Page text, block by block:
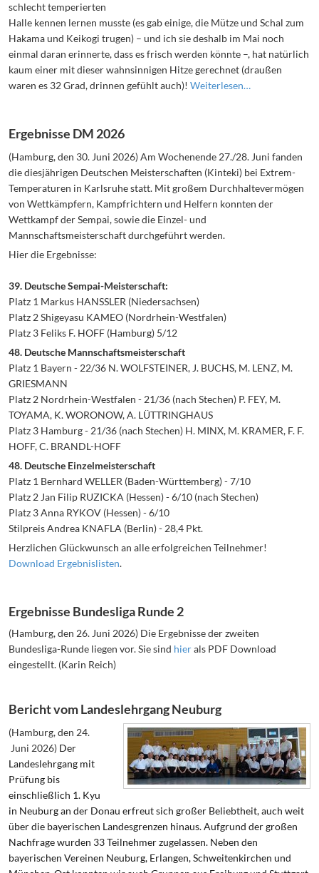
schlecht temperierten
Halle kennen lernen musste (es gab einige, die Mütze und Schal zum
Hakama und Keikogi trugen) – und ich sie deshalb im Mai noch
einmal daran erinnerte, dass es frisch werden könnte –, hat natürlich
kaum einer mit dieser wahnsinnigen Hitze gerechnet (draußen
waren es 32 Grad, drinnen gefühlt auch)! Weiterlesen…
Ergebnisse DM 2026
(Hamburg, den 30. Juni 2026) Am Wochenende 27./28. Juni fanden
die diesjährigen Deutschen Meisterschaften (Kinteki) bei Extrem-
Temperaturen in Karlsruhe statt. Mit großem Durchhaltevermögen
von Wettkämpfern, Kampfrichtern und Helfern konnten der
Wettkampf der Sempai, sowie die Einzel- und
Mannschaftsmeisterschaft durchgeführt werden.
Hier die Ergebnisse:
39. Deutsche Sempai-Meisterschaft:
Platz 1 Markus HANSSLER (Niedersachsen)
Platz 2 Shigeyasu KAMEO (Nordrhein-Westfalen)
Platz 3 Feliks F. HOFF (Hamburg) 5/12
48. Deutsche Mannschaftsmeisterschaft
Platz 1 Bayern - 22/36 N. WOLFSTEINER, J. BUCHS, M. LENZ, M.
GRIESMANN
Platz 2 Nordrhein-Westfalen - 21/36 (nach Stechen) P. FEY, M.
TOYAMA, K. WORONOW, A. LÜTTRINGHAUS
Platz 3 Hamburg - 21/36 (nach Stechen) H. MINX, M. KRAMER, F. F.
HOFF, C. BRANDL-HOFF
48. Deutsche Einzelmeisterschaft
Platz 1 Bernhard WELLER (Baden-Württemberg) - 7/10
Platz 2 Jan Filip RUZICKA (Hessen) - 6/10 (nach Stechen)
Platz 3 Anna RYKOV (Hessen) - 6/10
Stilpreis Andrea KNAFLA (Berlin) - 28,4 Pkt.
Herzlichen Glückwunsch an alle erfolgreichen Teilnehmer!
Download Ergebnislisten.
Ergebnisse Bundesliga Runde 2
(Hamburg, den 26. Juni 2026) Die Ergebnisse der zweiten
Bundesliga-Runde liegen vor. Sie sind hierals PDF Download
eingestellt. (Karin Reich)
Bericht vom Landeslehrgang Neuburg
(Hamburg, den 24.
Juni 2026) Der
Landeslehrgang mit
Prüfung bis
einschließlich 1. Kyu
in Neuburg an der Donau erfreut sich großer Beliebtheit, auch weit
über die bayerischen Landesgrenzen hinaus. Aufgrund der großen
Nachfrage wurden 33 Teilnehmer zugelassen. Neben den
bayerischen Vereinen Neuburg, Erlangen, Schweitenkirchen und